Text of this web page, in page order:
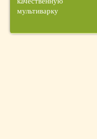
мультиварку